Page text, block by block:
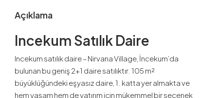
Açıklama
Incekum Satılık Daire
Incekum satılık daire – Nirvana Village, İncekum’da
bulunan bu geniş 2+1 daire satılıktır. 105 m²
büyüklüğündeki eşyasız daire, 1. katta yer almakta ve
hem yaşam hem de yatırım için mükemmel bir seçenek